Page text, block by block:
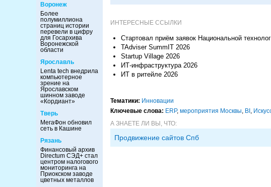
Воронеж
Более
полумиллиона
страниц истории
перевели в цифру
для Госархива
Воронежской
области
Ярославль
Lenta tech внедрила
компьютерное
зрение на
Ярославском
шинном заводе
«Кордиант»
Тверь
МегаФон обновил
сеть в Кашине
Рязань
Финансовый архив
Directum СЭД+ стал
центром налогового
мониторинга на
Приокском заводе
цветных металлов
ИНТЕРЕСНЫЕ ССЫЛКИ
Стартовал приём заявок Национальной
TAdviser SummIT 2026
Startup Village 2026
ИТ-инфраструктура 2026
ИТ в ритейле 2026
Тематики: Инновации
Ключевые слова: ERP, мероприятия Москвы, BI ,
А ЗНАЕТЕ ЛИ ВЫ, ЧТО:
Продвижение сайтов Спб